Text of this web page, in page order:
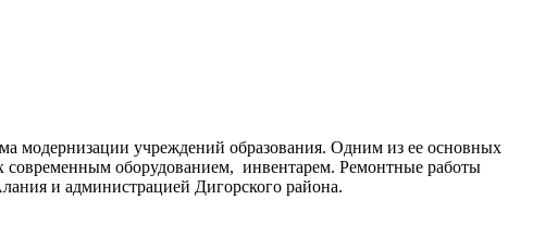
модернизации учреждений образования. Одним из ее основных
оборудованием, инвентарем. Ремонтные работы
и администрацией Дигорского района.